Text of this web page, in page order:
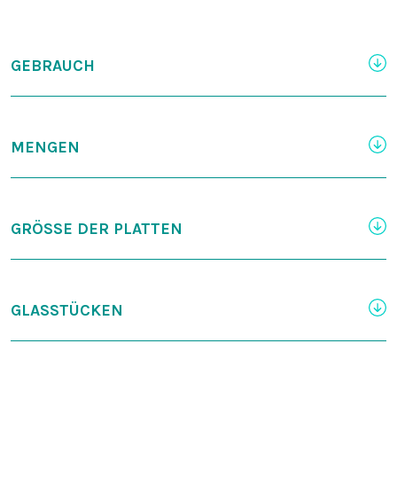
GEBRAUCH
MENGEN
GRÖSSE DER PLATTEN
GLASSTÜCKEN